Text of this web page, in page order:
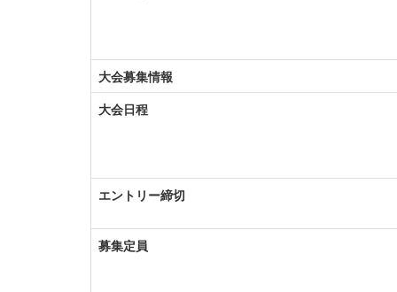
大会募集情報
大会日程
エントリー締切
募集定員